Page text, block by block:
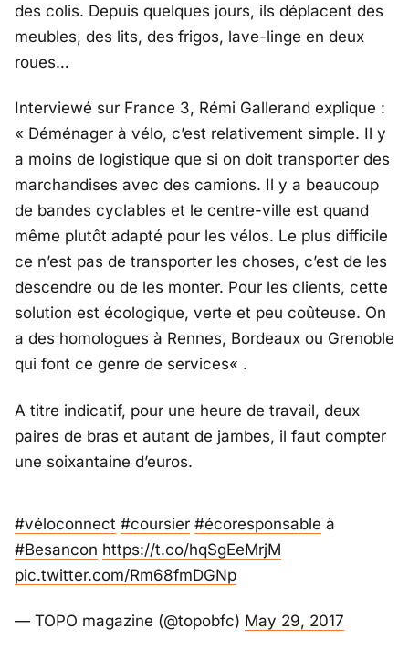
des colis. Depuis quelques jours, ils déplacent des
meubles, des lits, des frigos, lave-linge en deux
roues…
Interviewé sur France 3, Rémi Gallerand explique :
« Déménager à vélo, c’est relativement simple. Il y
a moins de logistique que si on doit transporter des
marchandises avec des camions. Il y a beaucoup
de bandes cyclables et le centre-ville est quand
même plutôt adapté pour les vélos. Le plus difficile
ce n’est pas de transporter les choses, c’est de les
descendre ou de les monter. Pour les clients, cette
solution est écologique, verte et peu coûteuse. On
a des homologues à Rennes, Bordeaux ou Grenoble
qui font ce genre de services« .
A titre indicatif, pour une heure de travail, deux
paires de bras et autant de jambes, il faut compter
une soixantaine d’euros.
#véloconnect #coursier #écoresponsable à
#Besancon https://t.co/hqSgEeMrjM
pic.twitter.com/Rm68fmDGNp
— TOPO magazine (@topobfc) May 29, 2017